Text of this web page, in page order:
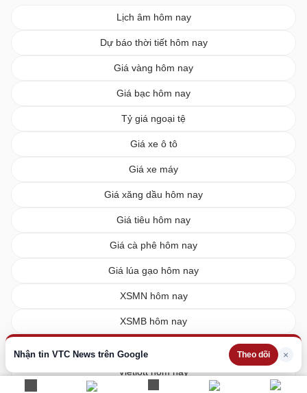
Nhận tin VTC News trên Google Theo dõi ×
Lịch âm hôm nay
Dự báo thời tiết hôm nay
Giá vàng hôm nay
Giá bạc hôm nay
Tỷ giá ngoại tệ
Giá xe ô tô
Giá xe máy
Giá xăng dầu hôm nay
Giá tiêu hôm nay
Giá cà phê hôm nay
Giá lúa gạo hôm nay
XSMN hôm nay
XSMB hôm nay
Vietlott hôm nay